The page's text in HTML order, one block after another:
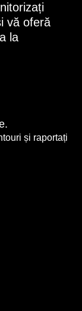
vă oferă
la
și raportați